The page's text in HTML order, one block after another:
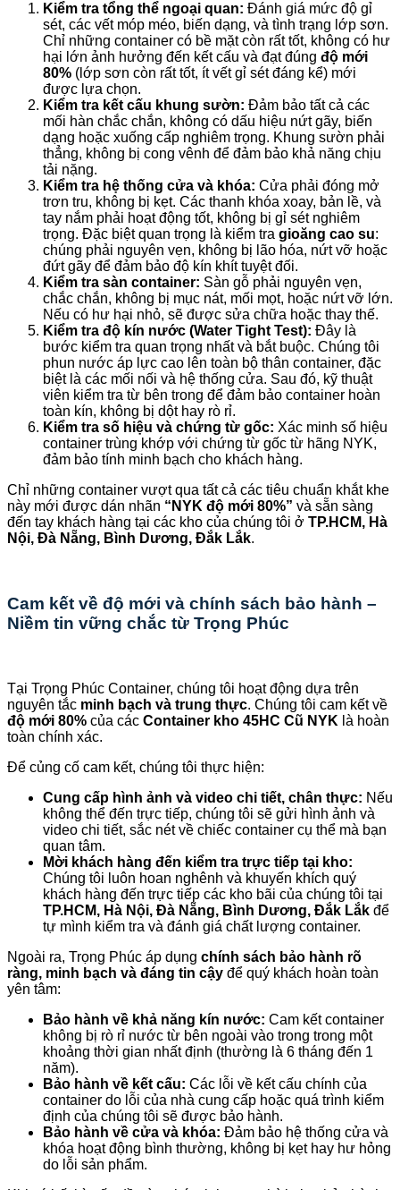
Kiểm tra tổng thể ngoại quan: Đánh giá mức độ gỉ
sét, các vết móp méo, biến dạng, và tình trạng lớp sơn.
Chỉ những container có bề mặt còn rất tốt, không có hư
hại lớn ảnh hưởng đến kết cấu và đạt đúng độ mới
80% (lớp sơn còn rất tốt, ít vết gỉ sét đáng kể) mới
được lựa chọn.
Kiểm tra kết cấu khung sườn: Đảm bảo tất cả các
mối hàn chắc chắn, không có dấu hiệu nứt gãy, biến
dạng hoặc xuống cấp nghiêm trọng. Khung sườn phải
thẳng, không bị cong vênh để đảm bảo khả năng chịu
tải nặng.
Kiểm tra hệ thống cửa và khóa: Cửa phải đóng mở
trơn tru, không bị kẹt. Các thanh khóa xoay, bản lề, và
tay nắm phải hoạt động tốt, không bị gỉ sét nghiêm
trọng. Đặc biệt quan trọng là kiểm tra gioăng cao su:
chúng phải nguyên vẹn, không bị lão hóa, nứt vỡ hoặc
đứt gãy để đảm bảo độ kín khít tuyệt đối.
Kiểm tra sàn container: Sàn gỗ phải nguyên vẹn,
chắc chắn, không bị mục nát, mối mọt, hoặc nứt vỡ lớn.
Nếu có hư hại nhỏ, sẽ được sửa chữa hoặc thay thế.
Kiểm tra độ kín nước (Water Tight Test): Đây là
bước kiểm tra quan trọng nhất và bắt buộc. Chúng tôi
phun nước áp lực cao lên toàn bộ thân container, đặc
biệt là các mối nối và hệ thống cửa. Sau đó, kỹ thuật
viên kiểm tra từ bên trong để đảm bảo container hoàn
toàn kín, không bị dột hay rò rỉ.
Kiểm tra số hiệu và chứng từ gốc: Xác minh số hiệu
container trùng khớp với chứng từ gốc từ hãng NYK,
đảm bảo tính minh bạch cho khách hàng.
Chỉ những container vượt qua tất cả các tiêu chuẩn khắt khe
này mới được dán nhãn “NYK độ mới 80%” và sẵn sàng
đến tay khách hàng tại các kho của chúng tôi ở TP.HCM, Hà
Nội, Đà Nẵng, Bình Dương, Đắk Lắk.
Cam kết về độ mới và chính sách bảo hành –
Niềm tin vững chắc từ Trọng Phúc
Tại Trọng Phúc Container, chúng tôi hoạt động dựa trên
nguyên tắc minh bạch và trung thực. Chúng tôi cam kết về
độ mới 80% của các Container kho 45HC Cũ NYK là hoàn
toàn chính xác.
Để củng cố cam kết, chúng tôi thực hiện:
Cung cấp hình ảnh và video chi tiết, chân thực: Nếu
không thể đến trực tiếp, chúng tôi sẽ gửi hình ảnh và
video chi tiết, sắc nét về chiếc container cụ thể mà bạn
quan tâm.
Mời khách hàng đến kiểm tra trực tiếp tại kho:
Chúng tôi luôn hoan nghênh và khuyến khích quý
khách hàng đến trực tiếp các kho bãi của chúng tôi tại
TP.HCM, Hà Nội, Đà Nẵng, Bình Dương, Đắk Lắk để
tự mình kiểm tra và đánh giá chất lượng container.
Ngoài ra, Trọng Phúc áp dụng chính sách bảo hành rõ
ràng, minh bạch và đáng tin cậy để quý khách hoàn toàn
yên tâm:
Bảo hành về khả năng kín nước: Cam kết container
không bị rò rỉ nước từ bên ngoài vào trong trong một
khoảng thời gian nhất định (thường là 6 tháng đến 1
năm).
Bảo hành về kết cấu: Các lỗi về kết cấu chính của
container do lỗi của nhà cung cấp hoặc quá trình kiểm
định của chúng tôi sẽ được bảo hành.
Bảo hành về cửa và khóa: Đảm bảo hệ thống cửa và
khóa hoạt động bình thường, không bị kẹt hay hư hỏng
do lỗi sản phẩm.